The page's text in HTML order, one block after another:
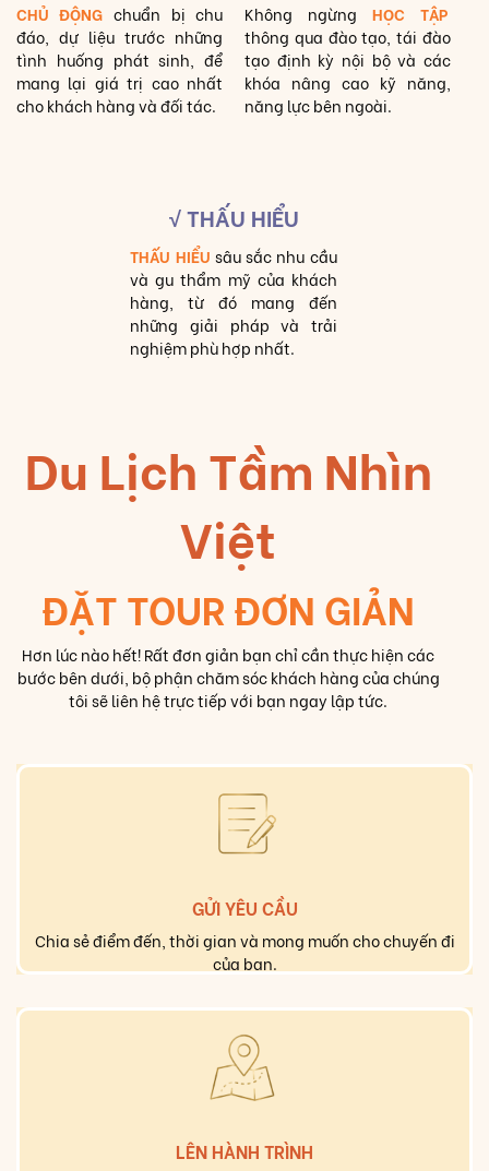
CHỦ ĐỘNG chuẩn bị chu
đáo, dự liệu trước những
tình huống phát sinh, để
mang lại giá trị cao nhất
cho khách hàng và đối tác.
Không ngừngHỌC TẬP
thông qua đào tạo, tái đào
tạo định kỳ nội bộ và các
khóa nâng cao kỹ năng,
năng lực bên ngoài.
√ THẤU HIỂU
THẤU HIỂU sâu sắc nhu cầu
và gu thẩm mỹ của khách
hàng, từ đó mang đến
những giải pháp và trải
nghiệm phù hợp nhất.
Du Lịch Tầm Nhìn
Việt
ĐẶT TOUR ĐƠN GIẢN
Hơn lúc nào hết! Rất đơn giản bạn chỉ cần thực hiện các
bước bên dưới, bộ phận chăm sóc khách hàng của chúng
tôi sẽ liên hệ trực tiếp với bạn ngay lập tức.
GỬI YÊU CẦU
Chia sẻ điểm đến, thời gian và mong muốn cho chuyến đi
của bạn.
LÊN HÀNH TRÌNH